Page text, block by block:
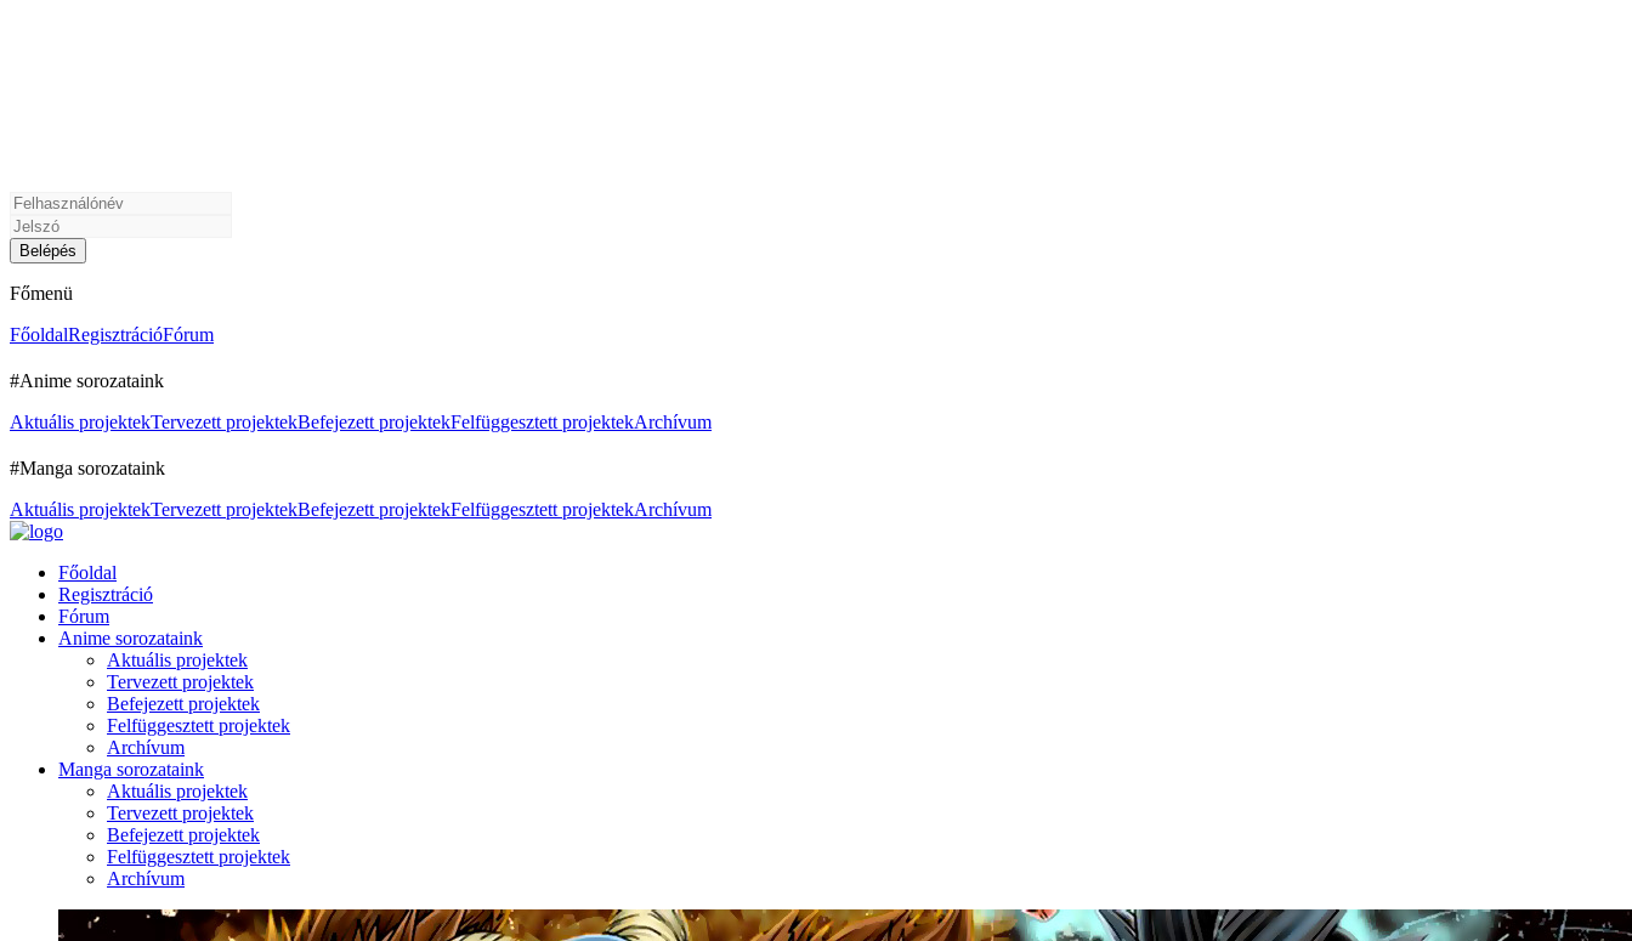
Főmenü
FőoldalRegisztrációFórum
#Anime sorozataink
Aktuális projektekTervezett projektekBefejezett projektekFelfüggesztett projektekArchívum
#Manga sorozataink
Aktuális projektekTervezett projektekBefejezett projektekFelfüggesztett projektekArchívum
Főoldal
Regisztráció
Fórum
Anime sorozataink
Aktuális projektek
Tervezett projektek
Befejezett projektek
Felfüggesztett projektek
Archívum
Manga sorozataink
Aktuális projektek
Tervezett projektek
Befejezett projektek
Felfüggesztett projektek
Archívum